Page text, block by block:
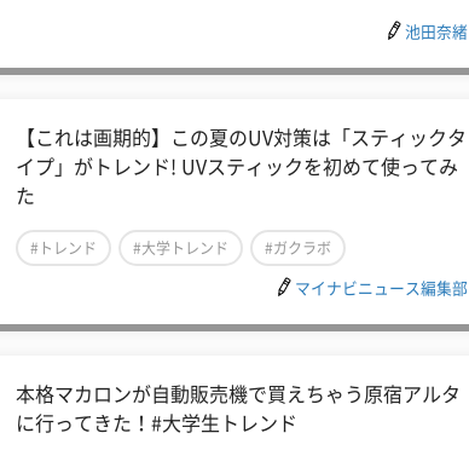
池田奈緒
【これは画期的】この夏のUV対策は「スティックタ
イプ」がトレンド! UVスティックを初めて使ってみ
た
#トレンド #大学トレンド #ガクラボ
マイナビニュース編集部
本格マカロンが自動販売機で買えちゃう原宿アルタ
に行ってきた！#大学生トレンド